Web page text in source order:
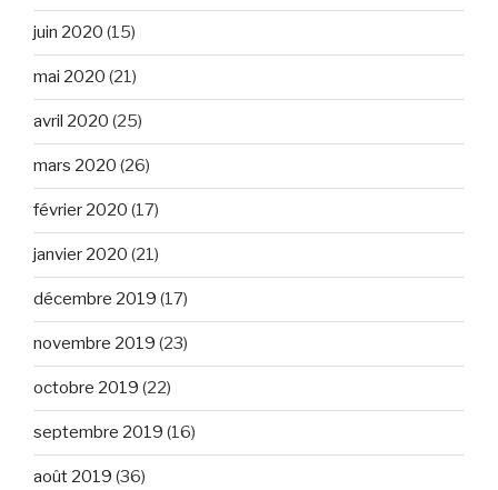
juin 2020 (15)
mai 2020 (21)
avril 2020 (25)
mars 2020 (26)
février 2020 (17)
janvier 2020 (21)
décembre 2019 (17)
novembre 2019 (23)
octobre 2019 (22)
septembre 2019 (16)
août 2019 (36)